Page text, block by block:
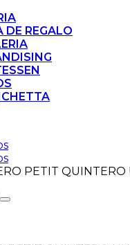
DE REGALO
PETIT QUINTERO